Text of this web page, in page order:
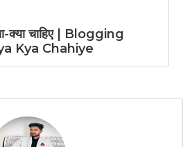
क्या चाहिए | Blogging
Kya Chahiye